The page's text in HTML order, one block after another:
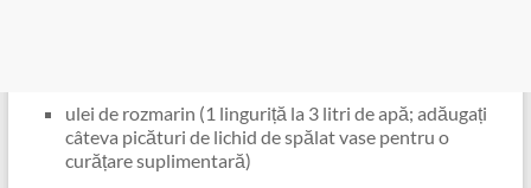
ulei de rozmarin (1 linguriță la 3 litri de apă; adăugați
câteva picături de lichid de spălat vase pentru o
curățare suplimentară)